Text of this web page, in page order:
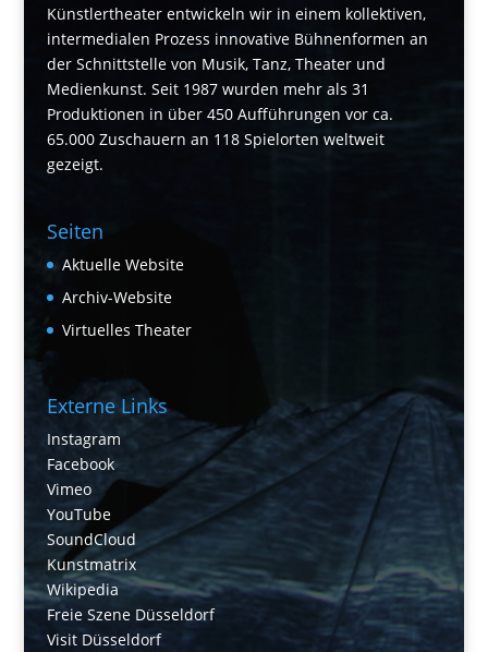
Künstlertheater entwickeln wir in einem kollektiven,
intermedialen Prozess innovative Bühnenformen an
der Schnittstelle von Musik, Tanz, Theater und
Medienkunst. Seit 1987 wurden mehr als 31
Produktionen in über 450 Aufführungen vor ca.
65.000 Zuschauern an 118 Spielorten weltweit
gezeigt.
Seiten
Aktuelle Website
Archiv-Website
Virtuelles Theater
Externe Links
Instagram
Facebook
Vimeo
YouTube
SoundCloud
Kunstmatrix
Wikipedia
Freie Szene Düsseldorf
Visit Düsseldorf